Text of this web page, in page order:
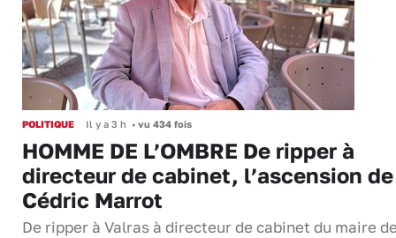
POLITIQUE Il y a 3 h • vu 434 fois
HOMME DE L’OMBRE De ripper à
directeur de cabinet, l’ascension de
Cédric Marrot
De ripper à Valras à directeur de cabinet du maire